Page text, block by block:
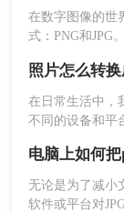
4、下载结果
点击“下载”
注意点：
认证方案，解
在数字图像的世
式：PNG和JPG
的压缩能力，在
小，成为网页发
将PNG转换为
件体积以便更快
PNG的透明特性
照片怎么转
在日常生活中，
不同的设备和平
文将介绍五种将
换工具、图像编
件以及直接修改
无论是为了减小
软件或平台对